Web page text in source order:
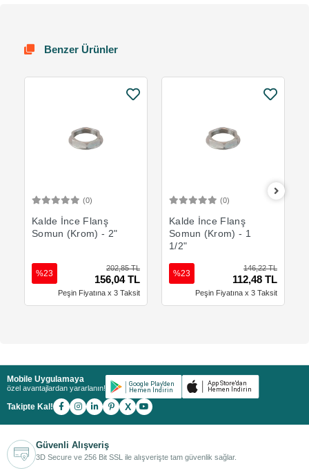
Benzer Ürünler
(0)
Kalde İnce Flanş
Somun (Krom) - 2"
202,85 TL
156,04 TL
%23
Peşin Fiyatına x 3 Taksit
(0)
Kalde İnce Flanş
Somun (Krom) - 1
1/2"
146,22 TL
112,48 TL
%23
Peşin Fiyatına x 3 Taksit
Mobile Uygulamaya
özel avantajlardan yararlanın!
Takipte Kal! X
Güvenli Alışveriş
3D Secure ve 256 Bit SSL ile alışverişte tam güvenlik sağlar.